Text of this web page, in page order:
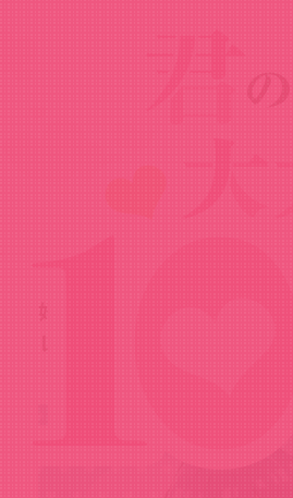
好本静SNSアイコン＆ス
レゼント！